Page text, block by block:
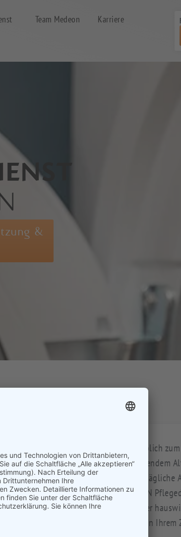
Team Medeon
Karriere
&
Ein gepflegter Haushalt trägt maßgeblich
Lebensqualität bei. Doch mit zunehmendem
eingeschränkter Mobilität können alltägliche
Herausforderung werden. Der MEDEON
gesamten Ruhrgebiet mit zuverlässiger
Sie weiterhin sicher und komfortabel in